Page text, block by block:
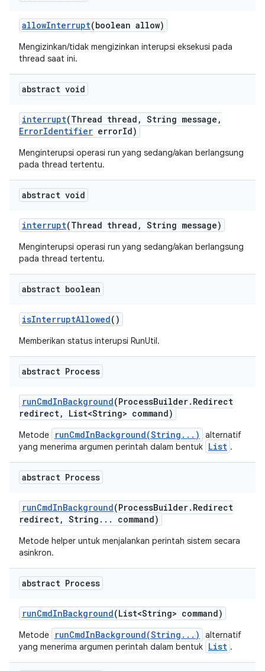
allowInterrupt(boolean allow)
Mengizinkan/tidak mengizinkan interupsi eksekusi pada
thread saat ini.
abstract void
interrupt(Thread thread , String message ,
ErrorIdentifier errorId)
Menginterupsi operasi run yang sedang/akan berlangsung
pada thread tertentu.
abstract void
interrupt(Thread thread , String message)
Menginterupsi operasi run yang sedang/akan berlangsung
pada thread tertentu.
abstract boolean
isInterruptAllowed()
Memberikan status interupsi RunUtil.
abstract Process
runCmdInBackground(ProcessBuilder. Redirect
redirect, List<String> command)
Metode runCmdInBackground(String...)
alternatif
yang menerima argumen perintah dalam bentuk List .
abstract Process
runCmdInBackground(ProcessBuilder. Redirect
redirect, String . . . command)
Metode helper untuk menjalankan perintah sistem secara
asinkron.
abstract Process
runCmdInBackground(List<String> command)
Metode runCmdInBackground(String...)
alternatif
yang menerima argumen perintah dalam bentuk List .